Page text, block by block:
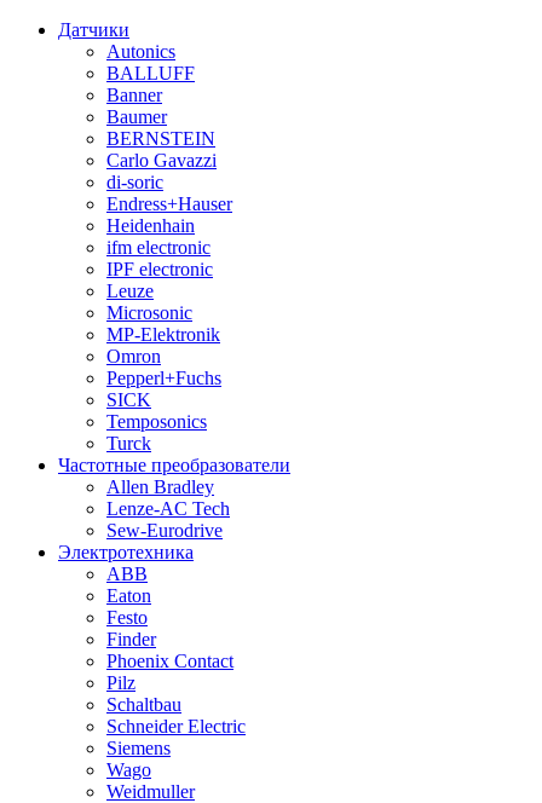
Датчики
Autonics
BALLUFF
Banner
Baumer
BERNSTEIN
Carlo Gavazzi
di-soric
Endress+Hauser
Heidenhain
ifm electronic
IPF electronic
Leuze
Microsonic
MP-Elektronik
Omron
Pepperl+Fuchs
SICK
Temposonics
Turck
Частотные преобразователи
Allen Bradley
Lenze-AC Tech
Sew-Eurodrive
Электротехника
ABB
Eaton
Festo
Finder
Phoenix Contact
Pilz
Schaltbau
Schneider Electric
Siemens
Wago
Weidmuller